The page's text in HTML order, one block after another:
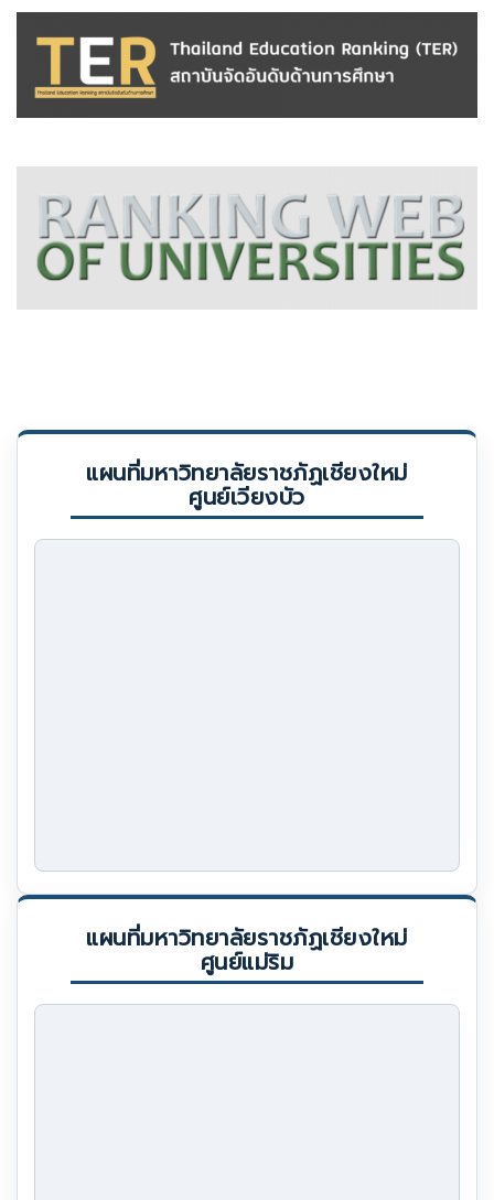
แผนที่มหาวิทยาลัยราชภัฏเชียงใหม่
ศูนย์เวียงบัว
แผนที่มหาวิทยาลัยราชภัฏเชียงใหม่
ศูนย์แม่ริม